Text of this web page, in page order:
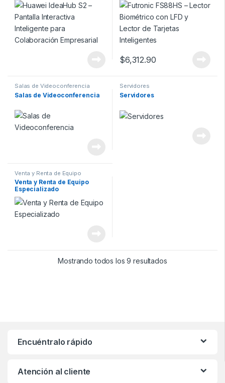
Colaboración Empresarial
$6,312.90
Salas de Videoconferencia
Salas de Videoconferencia
Servidores
Servidores
Venta y Renta de Equipo
Especializado
Venta y Renta de Equipo
Especializado
Mostrando todos los 9 resultados
Encuéntralo rápido
Atención al cliente